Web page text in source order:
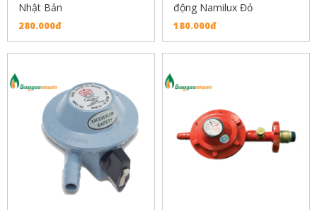
Nhật Bản
280.000đ
động Namilux Đỏ
180.000đ